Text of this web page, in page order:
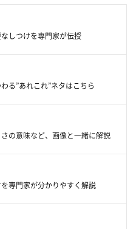
しつけを専門家が伝授
る”あれこれ”ネタはこちら
の意味など、画像と一緒に解説
専門家が分かりやすく解説